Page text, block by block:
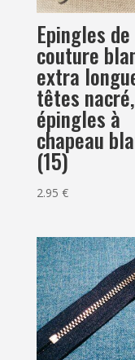
Epingles de
couture
extra
têtes nacré,
épingles à
chapeau
(15)
2.95 €